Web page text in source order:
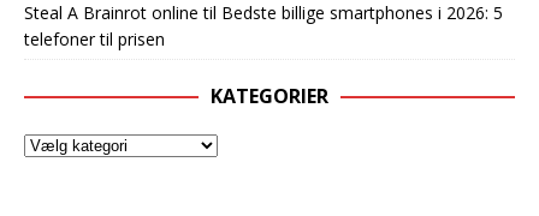
Steal A Brainrot online til Bedste billige smartphones i 2026: 5
telefoner til prisen
KATEGORIER